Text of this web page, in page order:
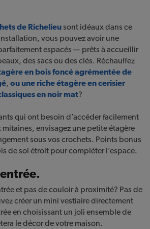
de Richelieusont idéaux dans ce
vous pouvez avoir une
espacés — prêts à accueillir
des sacs ou des clés. Réchauffez
en bois foncé agrémentée de
, ou une riche étagère en cerisier
en noir mat?
qui ont besoin d’accéder facilement
envisagez une petite étagère
sous vos crochets. Points bonus
de sol étroit pour compléter l’espace.
et pas de couloir à proximité? Pas de
créer un mini vestiaire directement
en choisissant un joli ensemble de
le décor de votre maison.